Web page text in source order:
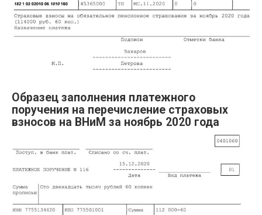
Образец заполнения платежного
поручения на перечисление страховых
взносов на ВНиМ за ноябрь 2020 года